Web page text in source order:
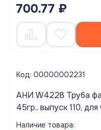
700.77 ₽
Код: 00000002231
АНИ W4228 Труба
45гр., выпуск 110, для
Наличие товара: